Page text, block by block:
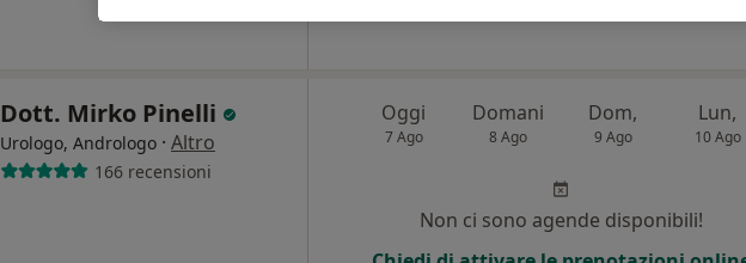
Dott. Mirko Pinelli
Urologo, Andrologo · Altro
166 recensioni
Oggi
7 Ago
Domani
8 Ago
Dom,
9 Ago
Lun,
10 Ago
Non ci sono agende disponibili!